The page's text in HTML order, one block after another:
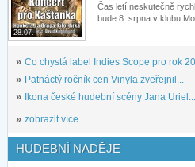
28.07.
Čas letí neskutečně
bude 8. srpna v klubu
» Co chystá label Indies Scope pro rok
» Patnáctý ročník cen Vinyla zveřejnil...
»
Ikona české hudební scény Jana Uriel...
» zobrazit více...
HUDEBNÍ NADĚJE